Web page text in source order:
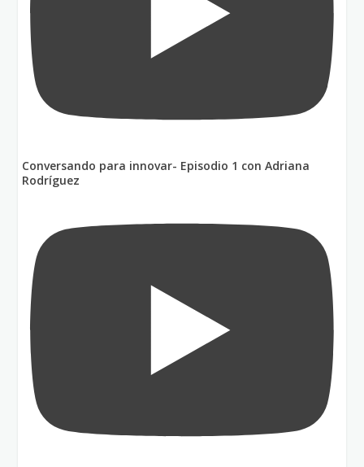
Conversando para innovar- Episodio 1 con Adriana
Rodríguez